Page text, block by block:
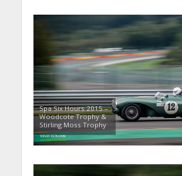
Spa Six Hours 2015 –
Woodcote Trophy &
Stirling Moss Trophy